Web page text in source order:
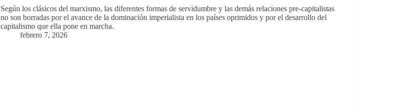
Según los clásicos del marxismo, las diferentes formas de servidumbre y las demás relaciones pre-capitalistas
no son borradas por el avance de la dominación imperialista en los países oprimidos y por el desarrollo del
capitalismo que ella pone en marcha.
febrero 7, 2026